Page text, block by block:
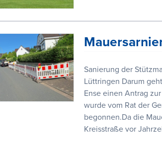
Sanierung der
Lüttringen Darum
Ense einen Antrag
wurde vom Rat der
begonnen.Da die
Kreisstraße vor